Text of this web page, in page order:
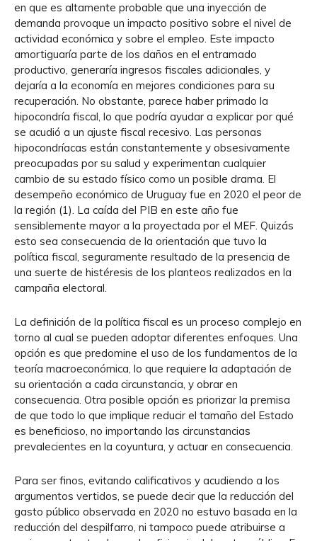
en que es altamente probable que una inyección de
demanda provoque un impacto positivo sobre el nivel de
actividad económica y sobre el empleo. Este impacto
amortiguaría parte de los daños en el entramado
productivo, generaría ingresos fiscales adicionales, y
dejaría a la economía en mejores condiciones para su
recuperación. No obstante, parece haber primado la
hipocondría fiscal, lo que podría ayudar a explicar por qué
se acudió a un ajuste fiscal recesivo. Las personas
hipocondríacas están constantemente y obsesivamente
preocupadas por su salud y experimentan cualquier
cambio de su estado físico como un posible drama. El
desempeño económico de Uruguay fue en 2020 el peor de
la región (1). La caída del PIB en este año fue
sensiblemente mayor a la proyectada por el MEF. Quizás
esto sea consecuencia de la orientación que tuvo la
política fiscal, seguramente resultado de la presencia de
una suerte de histéresis de los planteos realizados en la
campaña electoral.
La definición de la política fiscal es un proceso complejo en
torno al cual se pueden adoptar diferentes enfoques. Una
opción es que predomine el uso de los fundamentos de la
teoría macroeconómica, lo que requiere la adaptación de
su orientación a cada circunstancia, y obrar en
consecuencia. Otra posible opción es priorizar la premisa
de que todo lo que implique reducir el tamaño del Estado
es beneficioso, no importando las circunstancias
prevalecientes en la coyuntura, y actuar en consecuencia.
Para ser finos, evitando calificativos y acudiendo a los
argumentos vertidos, se puede decir que la reducción del
gasto público observada en 2020 no estuvo basada en la
reducción del despilfarro, ni tampoco puede atribuirse a